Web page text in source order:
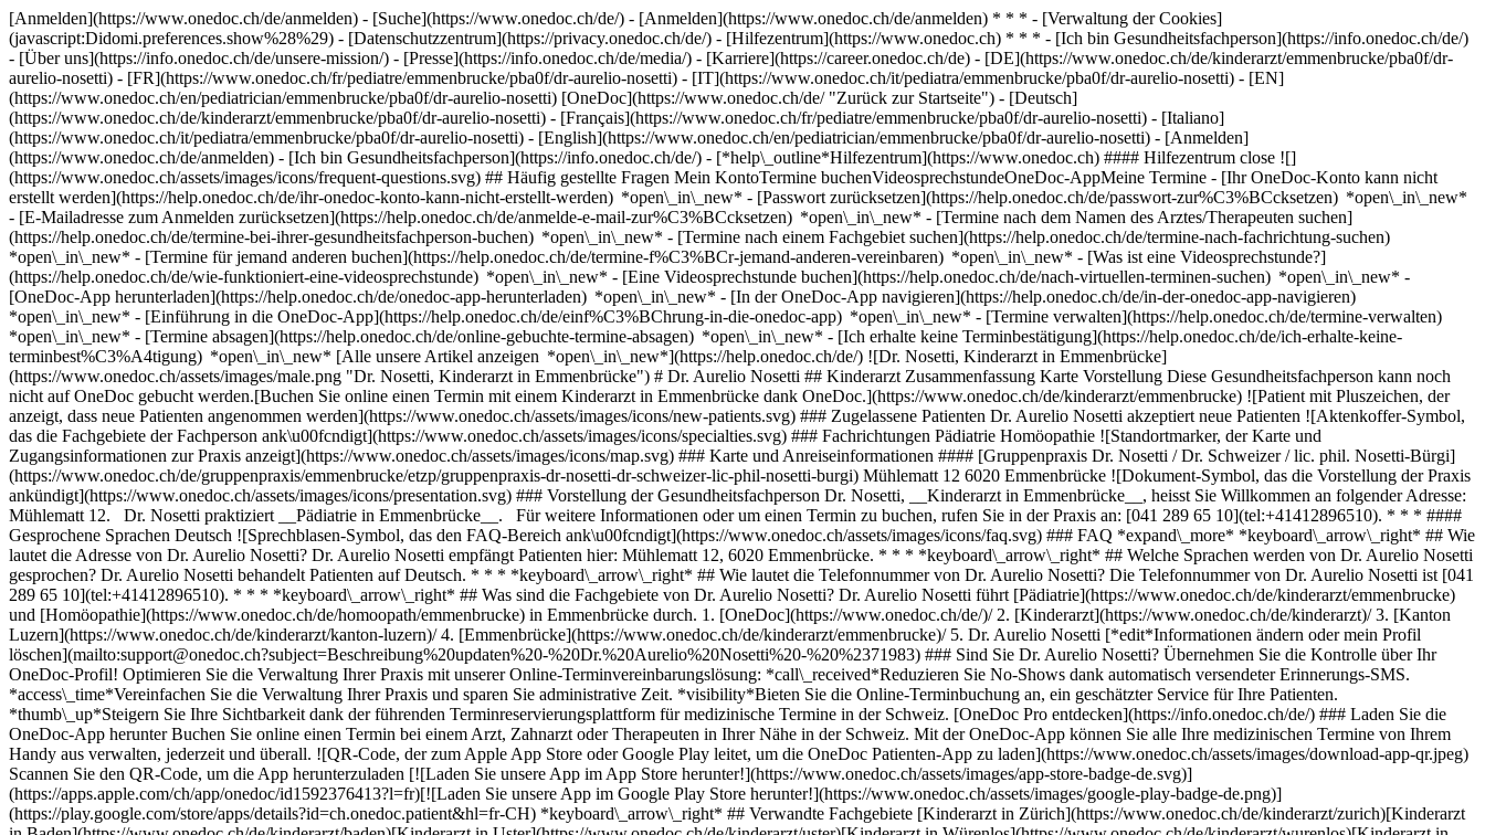
[Anmelden](https://www.onedoc.ch/de/anmelden) - [Suche](https://www.onedoc.ch/de/) - [Anmelden](https://www.onedoc.ch/de/anmelden) * * * - [Verwaltung der Cookies]
(javascript:Didomi.preferences.show%28%29) - [Datenschutzzentrum](https://privacy.onedoc.ch/de/) - [Hilfezentrum](https://www.onedoc.ch) * * * - [Ich bin Gesundheitsfachperson](https://info.onedoc.ch/de/)
- [Über uns](https://info.onedoc.ch/de/unsere-mission/) - [Presse](https://info.onedoc.ch/de/media/) - [Karriere](https://career.onedoc.ch/de) - [DE](https://www.onedoc.ch/de/kinderarzt/emmenbrucke/pba0f/dr-
aurelio-nosetti) - [FR](https://www.onedoc.ch/fr/pediatre/emmenbrucke/pba0f/dr-aurelio-nosetti) - [IT](https://www.onedoc.ch/it/pediatra/emmenbrucke/pba0f/dr-aurelio-nosetti) - [EN]
(https://www.onedoc.ch/en/pediatrician/emmenbrucke/pba0f/dr-aurelio-nosetti) [OneDoc](https://www.onedoc.ch/de/ "Zurück zur Startseite") - [Deutsch]
(https://www.onedoc.ch/de/kinderarzt/emmenbrucke/pba0f/dr-aurelio-nosetti) - [Français](https://www.onedoc.ch/fr/pediatre/emmenbrucke/pba0f/dr-aurelio-nosetti) - [Italiano]
(https://www.onedoc.ch/it/pediatra/emmenbrucke/pba0f/dr-aurelio-nosetti) - [English](https://www.onedoc.ch/en/pediatrician/emmenbrucke/pba0f/dr-aurelio-nosetti) - [Anmelden]
(https://www.onedoc.ch/de/anmelden) - [Ich bin Gesundheitsfachperson](https://info.onedoc.ch/de/) - [*help\_outline*Hilfezentrum](https://www.onedoc.ch) #### Hilfezentrum close ![]
(https://www.onedoc.ch/assets/images/icons/frequent-questions.svg) ## Häufig gestellte Fragen Mein KontoTermine buchenVideosprechstundeOneDoc-AppMeine Termine - [Ihr OneDoc-Konto kann nicht
erstellt werden](https://help.onedoc.ch/de/ihr-onedoc-konto-kann-nicht-erstellt-werden) *open\_in\_new* - [Passwort zurücksetzen](https://help.onedoc.ch/de/passwort-zur%C3%BCcksetzen) *open\_in\_new*
- [E-Mailadresse zum Anmelden zurücksetzen](https://help.onedoc.ch/de/anmelde-e-mail-zur%C3%BCcksetzen) *open\_in\_new* - [Termine nach dem Namen des Arztes/Therapeuten suchen]
(https://help.onedoc.ch/de/termine-bei-ihrer-gesundheitsfachperson-buchen) *open\_in\_new* - [Termine nach einem Fachgebiet suchen](https://help.onedoc.ch/de/termine-nach-fachrichtung-suchen)
*open\_in\_new* - [Termine für jemand anderen buchen](https://help.onedoc.ch/de/termine-f%C3%BCr-jemand-anderen-vereinbaren) *open\_in\_new* - [Was ist eine Videosprechstunde?]
(https://help.onedoc.ch/de/wie-funktioniert-eine-videosprechstunde) *open\_in\_new* - [Eine Videosprechstunde buchen](https://help.onedoc.ch/de/nach-virtuellen-terminen-suchen) *open\_in\_new* -
[OneDoc-App herunterladen](https://help.onedoc.ch/de/onedoc-app-herunterladen) *open\_in\_new* - [In der OneDoc-App navigieren](https://help.onedoc.ch/de/in-der-onedoc-app-navigieren)
*open\_in\_new* - [Einführung in die OneDoc-App](https://help.onedoc.ch/de/einf%C3%BChrung-in-die-onedoc-app) *open\_in\_new* - [Termine verwalten](https://help.onedoc.ch/de/termine-verwalten) *open\_in\_new* - [Termine absagen](https://help.onedoc.ch/de/online-gebuchte-termine-absagen) *open\_in\_new* - [Ich erhalte keine Terminbestätigung](https://help.onedoc.ch/de/ich-erhalte-keine-terminbest%C3%A4tigung) *open\_in\_new* [Alle unsere Artikel anzeigen *open\_in\_new*](https://help.onedoc.ch/de/) ![Dr. Nosetti, Kinderarzt in Emmenbrücke](https://www.onedoc.ch/assets/images/male.png "Dr. Nosetti, Kinderarzt in Emmenbrücke") # Dr. Aurelio Nosetti ## Kinderarzt Zusammenfassung Karte Vorstellung Diese Gesundheitsfachperson kann noch nicht auf OneDoc gebucht werden.[Buchen Sie online einen Termin mit einem Kinderarzt in Emmenbrücke dank OneDoc.](https://www.onedoc.ch/de/kinderarzt/emmenbrucke) ![Patient mit Pluszeichen, der anzeigt, dass neue Patienten angenommen werden](https://www.onedoc.ch/assets/images/icons/new-patients.svg) ### Zugelassene Patienten Dr. Aurelio Nosetti akzeptiert neue Patienten ![Aktenkoffer-Symbol, das die Fachgebiete der Fachperson ank\u00fcndigt](https://www.onedoc.ch/assets/images/icons/specialties.svg) ### Fachrichtungen Pädiatrie Homöopathie ![Standortmarker, der Karte und Zugangsinformationen zur Praxis anzeigt](https://www.onedoc.ch/assets/images/icons/map.svg) ### Karte und Anreiseinformationen #### [Gruppenpraxis Dr. Nosetti / Dr. Schweizer / lic. phil. Nosetti-Bürgi](https://www.onedoc.ch/de/gruppenpraxis/emmenbrucke/etzp/gruppenpraxis-dr-nosetti-dr-schweizer-lic-phil-nosetti-burgi) Mühlematt 12 6020 Emmenbrücke ![Dokument-Symbol, das die Vorstellung der Praxis ankündigt](https://www.onedoc.ch/assets/images/icons/presentation.svg) ### Vorstellung der Gesundheitsfachperson Dr. Nosetti, __Kinderarzt in Emmenbrücke__, heisst Sie Willkommen an folgender Adresse: Mühlematt 12. Dr. Nosetti praktiziert __Pädiatrie in Emmenbrücke__. Für weitere Informationen oder um einen Termin zu buchen, rufen Sie in der Praxis an: [041 289 65 10](tel:+41412896510). * * * #### Gesprochene Sprachen Deutsch ![Sprechblasen-Symbol, das den FAQ-Bereich ank\u00fcndigt](https://www.onedoc.ch/assets/images/icons/faq.svg) ### FAQ *expand\_more* *keyboard\_arrow\_right* ## Wie lautet die Adresse von Dr. Aurelio Nosetti? Dr. Aurelio Nosetti empfängt Patienten hier: Mühlematt 12, 6020 Emmenbrücke. * * * *keyboard\_arrow\_right* ## Welche Sprachen werden von Dr. Aurelio Nosetti gesprochen? Dr. Aurelio Nosetti behandelt Patienten auf Deutsch. * * * *keyboard\_arrow\_right* ## Wie lautet die Telefonnummer von Dr. Aurelio Nosetti? Die Telefonnummer von Dr. Aurelio Nosetti ist [041 289 65 10](tel:+41412896510). * * * *keyboard\_arrow\_right* ## Was sind die Fachgebiete von Dr. Aurelio Nosetti? Dr. Aurelio Nosetti führt [Pädiatrie](https://www.onedoc.ch/de/kinderarzt/emmenbrucke) und [Homöopathie](https://www.onedoc.ch/de/homoopath/emmenbrucke) in Emmenbrücke durch. 1. [OneDoc](https://www.onedoc.ch/de/)/ 2. [Kinderarzt](https://www.onedoc.ch/de/kinderarzt)/ 3. [Kanton Luzern](https://www.onedoc.ch/de/kinderarzt/kanton-luzern)/ 4. [Emmenbrücke](https://www.onedoc.ch/de/kinderarzt/emmenbrucke)/ 5. Dr. Aurelio Nosetti [*edit*Informationen ändern oder mein Profil löschen](mailto:support@onedoc.ch?subject=Beschreibung%20updaten%20-%20Dr.%20Aurelio%20Nosetti%20-%20%2371983) ### Sind Sie Dr. Aurelio Nosetti? Übernehmen Sie die Kontrolle über Ihr OneDoc-Profil! Optimieren Sie die Verwaltung Ihrer Praxis mit unserer Online-Terminvereinbarungslösung: *call\_received*Reduzieren Sie No-Shows dank automatisch versendeter Erinnerungs-SMS. *access\_time*Vereinfachen Sie die Verwaltung Ihrer Praxis und sparen Sie administrative Zeit. *visibility*Bieten Sie die Online-Terminbuchung an, ein geschätzter Service für Ihre Patienten. *thumb\_up*Steigern Sie Ihre Sichtbarkeit dank der führenden Terminreservierungsplattform für medizinische Termine in der Schweiz. [OneDoc Pro entdecken](https://info.onedoc.ch/de/) ### Laden Sie die OneDoc-App herunter Buchen Sie online einen Termin bei einem Arzt, Zahnarzt oder Therapeuten in Ihrer Nähe in der Schweiz. Mit der OneDoc-App können Sie alle Ihre medizinischen Termine von Ihrem Handy aus verwalten, jederzeit und überall. ![QR-Code, der zum Apple App Store oder Google Play leitet, um die OneDoc Patienten-App zu laden](https://www.onedoc.ch/assets/images/download-app-qr.jpeg) Scannen Sie den QR-Code, um die App herunterzuladen [![Laden Sie unsere App im App Store herunter!](https://www.onedoc.ch/assets/images/app-store-badge-de.svg)](https://apps.apple.com/ch/app/onedoc/id1592376413?l=fr)[![Laden Sie unsere App im Google Play Store herunter!](https://www.onedoc.ch/assets/images/google-play-badge-de.png)](https://play.google.com/store/apps/details?id=ch.onedoc.patient&hl=fr-CH) *keyboard\_arrow\_right* ## Verwandte Fachgebiete [Kinderarzt in Zürich](https://www.onedoc.ch/de/kinderarzt/zurich)[Kinderarzt in Baden](https://www.onedoc.ch/de/kinderarzt/baden)[Kinderarzt in Uster](https://www.onedoc.ch/de/kinderarzt/uster)[Kinderarzt in Würenlos](https://www.onedoc.ch/de/kinderarzt/wurenlos)[Kinderarzt in Dübendorf](https://www.onedoc.ch/de/kinderarzt/dubendorf)[Kinderarzt in Fislisbach](https://www.onedoc.ch/de/kinderarzt/fislisbach)[Kinderarzt in Meisterschwanden](https://www.onedoc.ch/de/kinderarzt/meisterschwanden)[Kinderarzt in Ingenbohl](https://www.onedoc.ch/de/kinderarzt/ingenbohl)[Kinderarzt in Wallisellen](https://www.onedoc.ch/de/kinderarzt/wallisellen)[Kinderarzt in Dielsdorf](https://www.onedoc.ch/de/kinderarzt/dielsdorf)[Kinderarzt in Kilchberg](https://www.onedoc.ch/de/kinderarzt/kilchberg)[Kinderarzt in Meilen](https://www.onedoc.ch/de/kinderarzt/meilen)[Kinderarzt in Obfelden](https://www.onedoc.ch/de/kinderarzt/obfelden)[Kinderarzt in Hildisrieden](https://www.onedoc.ch/de/kinderarzt/hildisrieden)[Kinderarzt in Hochdorf](https://www.onedoc.ch/de/kinderarzt/hochdorf)[Kinderarzt in Altdorf UR](https://www.onedoc.ch/de/kinderarzt/altdorf?state=UR)[Kinderarzt in Baar](https://www.onedoc.ch/de/kinderarzt/baar)[Kinderarzt in Berikon](https://www.onedoc.ch/de/kinderarzt/berikon)[Kinderarzt in Spreitenbach](https://www.onedoc.ch/de/kinderarzt/spreitenbach)[Kinderarzt in Meiringen](https://www.onedoc.ch/de/kinderarzt/meiringen)[Kinderarzt in Oensingen](https://www.onedoc.ch/de/kinderarzt/oensingen) *keyboard\_arrow\_right* ## Beliebte Suchbegriffe [Facharzt für Allgemeine Innere Medizin in Zürich](https://www.onedoc.ch/de/facharzt-fur-allgemeine-innere-medizin/zurich)[Gynäkologe (Frauenarzt und Geburtshelfer) in Zürich](https://www.onedoc.ch/de/gynakologe-frauenarzt-und-geburtshelfer/zurich)[Augenarzt in Zürich](https://www.onedoc.ch/de/augenarzt/zurich)[Masseur (klassische Massage) in Zürich](https://www.onedoc.ch/de/masseur-klassische-massage/zurich)[Physiotherapeut in Zürich](https://www.onedoc.ch/de/physiotherapeut/zurich)[Hausarzt (Allgemeinmedizin) in Zürich](https://www.onedoc.ch/de/hausarzt-allgemeinmedizin/zurich)[Hautarzt (Dermatologe) in Zürich](https://www.onedoc.ch/de/hautarzt-dermatologe/zurich)[Impfzentrum in Zürich](https://www.onedoc.ch/de/impfzentrum/zurich)[Spezialist für ästhetische Medizin in Zürich](https://www.onedoc.ch/de/spezialist-fur-asthetische-medizin/zurich)[Reflexologietherapeut in Zürich](https://www.onedoc.ch/de/reflexologietherapeut/zurich)[Medizinischer Masseur (Massage) in Zürich](https://www.onedoc.ch/de/medizinischer-masseur-massage/zurich)[Osteopath in Zürich](https://www.onedoc.ch/de/osteopath/zurich)[Gastroenterologe in Zürich](https://www.onedoc.ch/de/gastroenterologe/zurich)[Neurologe in Zürich](https://www.onedoc.ch/de/neurologe/zurich)[Zahnarzt in Zürich](https://www.onedoc.ch/de/zahnarzt/zurich)[WAM/TEN Naturheilpraktiker in Zürich](https://www.onedoc.ch/de/wam-ten-naturheilpraktiker/zurich)[Gesundheitsdienstleistungen der Apotheke in Zürich](https://www.onedoc.ch/de/gesundheitsdienstleistungen-der-apotheke/zurich)[Kardiologe in Zürich](https://www.onedoc.ch/de/kardiologe/zurich)[Gynäkologe (Frauenarzt und Geburtshelfer) in Aarau](https://www.onedoc.ch/de/gynakologe-frauenarzt-und-geburtshelfer/aarau)[Gynäkologe (Frauenarzt und Geburtshelfer) in Luzern](https://www.onedoc.ch/de/gynakologe-frauenarzt-und-geburtshelfer/luzern)[Dentalhygieniker in Zürich](https://www.onedoc.ch/de/dentalhygieniker/zurich) *keyboard\_arrow\_right* ## Finden Sie einen Arzt oder Therapeuten [Ärzte- und Therapeutenverzeichnis](https://www.onedoc.ch/de/verzeichnis) [A](https://www.onedoc.ch/de/verzeichnis/A) [B](https://www.onedoc.ch/de/verzeichnis/B) [C](https://www.onedoc.ch/de/verzeichnis/C) [D](https://www.onedoc.ch/de/verzeichnis/D) [E](https://www.onedoc.ch/de/verzeichnis/E) [F](https://www.onedoc.ch/de/verzeichnis/F) [G](https://www.onedoc.ch/de/verzeichnis/G) [H](https://www.onedoc.ch/de/verzeichnis/H) [I](https://www.onedoc.ch/de/verzeichnis/I) [J](https://www.onedoc.ch/de/verzeichnis/J) [K](https://www.onedoc.ch/de/verzeichnis/K) [L](https://www.onedoc.ch/de/verzeichnis/L) [M](https://www.onedoc.ch/de/verzeichnis/M) [N](https://www.onedoc.ch/de/verzeichnis/N) [O](https://www.onedoc.ch/de/verzeichnis/O) [P](https://www.onedoc.ch/de/verzeichnis/P) [Q](https://www.onedoc.ch/de/verzeichnis/Q) [R](https://www.onedoc.ch/de/verzeichnis/R) [S](https://www.onedoc.ch/de/verzeichnis/S) [T](https://www.onedoc.ch/de/verzeichnis/T) [U](https://www.onedoc.ch/de/verzeichnis/U) [V](https://www.onedoc.ch/de/verzeichnis/V) [W](https://www.onedoc.ch/de/verzeichnis/W) [X](https://www.onedoc.ch/de/verzeichnis/X) [Y](https://www.onedoc.ch/de/verzeichnis/Y) [Z](https://www.onedoc.ch/de/verzeichnis/Z) ## OneDoc [Ich bin Gesundheitsfachperson](https://info.onedoc.ch/de/) [Über uns](https://info.onedoc.ch/de/unsere-mission/) [Presse](https://info.onedoc.ch/de/media/) [Karriere](https://career.onedoc.ch/de) [Datenschutzzentrum](https://privacy.onedoc.ch/de/) [Verwaltung der Cookies](javascript:Didomi.p